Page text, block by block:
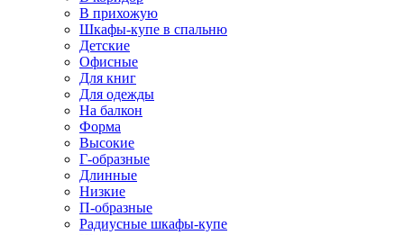
В прихожую
Шкафы-купе в спальню
Детские
Офисные
Для книг
Для одежды
На балкон
Форма
Высокие
Г-образные
Длинные
Низкие
П-образные
Радиусные шкафы-купе